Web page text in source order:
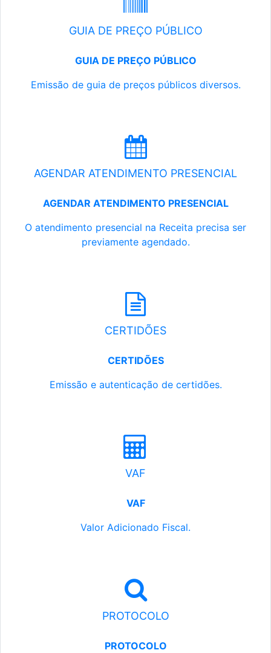
GUIA DE PREÇO PÚBLICO
GUIA DE PREÇO PÚBLICO
Emissão de guia de preços públicos diversos.
AGENDAR ATENDIMENTO PRESENCIAL
AGENDAR ATENDIMENTO PRESENCIAL
O atendimento presencial na Receita precisa ser
previamente agendado.
CERTIDÕES
CERTIDÕES
Emissão e autenticação de certidões.
VAF
VAF
Valor Adicionado Fiscal.
PROTOCOLO
PROTOCOLO